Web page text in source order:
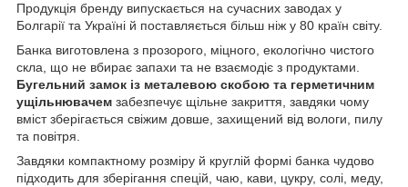
Продукція бренду випускається на сучасних заводах у
Болгарії та Україні й поставляється більш ніж у 80 країн світу.
Банка виготовлена з прозорого, міцного, екологічно чистого
скла, що не вбирає запахи та не взаємодіє з продуктами.
Бугельний замок із металевою скобою та герметичним
ущільнювачем забезпечує щільне закриття, завдяки чому
вміст зберігається свіжим довше, захищений від вологи, пилу
та повітря.
Завдяки компактному розміру й круглій формі банка чудово
підходить для зберігання спецій, чаю, кави, цукру, солі, меду,